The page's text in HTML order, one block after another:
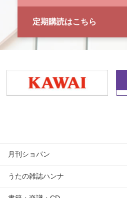
定期購読はこちら
月刊ショパン
うたの雑誌ハンナ